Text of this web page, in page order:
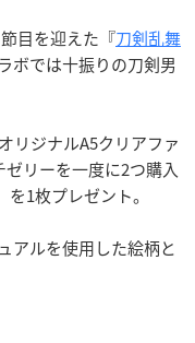
目を迎えた『刀剣乱舞
ボでは十振りの刀剣男
リジナルA5クリアファ
リーを一度に2つ購入
1枚プレゼント。
アルを使用した絵柄と